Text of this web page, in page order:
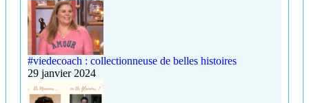
#viedecoach : collectionneuse de belles histoires
29 janvier 2024